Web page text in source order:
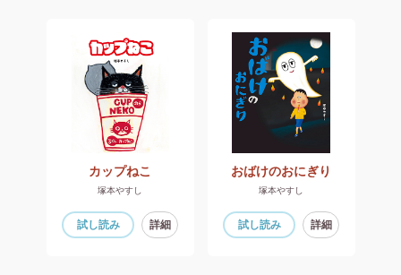
カップねこ
塚本やすし
試し読み 詳細
おばけのおにぎり
塚本やすし
試し読み 詳細